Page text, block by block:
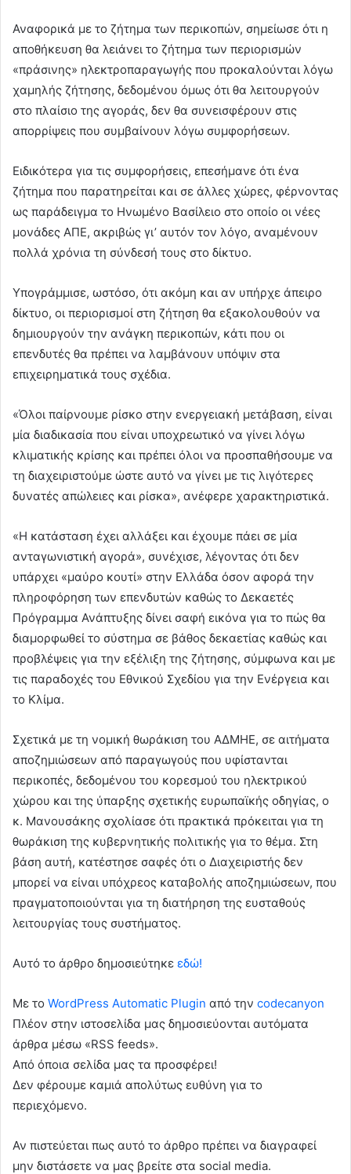
Αναφορικά με το ζήτημα των περικοπών, σημείωσε ότι η
αποθήκευση θα λειάνει το ζήτημα των περιορισμών
«πράσινης» ηλεκτροπαραγωγής που προκαλούνται λόγω
χαμηλής ζήτησης, δεδομένου όμως ότι θα λειτουργούν
στο πλαίσιο της αγοράς, δεν θα συνεισφέρουν στις
απορρίψεις που συμβαίνουν λόγω συμφορήσεων.
Ειδικότερα για τις συμφορήσεις, επεσήμανε ότι ένα
ζήτημα που παρατηρείται και σε άλλες χώρες, φέρνοντας
ως παράδειγμα το Ηνωμένο Βασίλειο στο οποίο οι νέες
μονάδες ΑΠΕ, ακριβώς γι’ αυτόν τον λόγο, αναμένουν
πολλά χρόνια τη σύνδεσή τους στο δίκτυο.
Υπογράμμισε, ωστόσο, ότι ακόμη και αν υπήρχε άπειρο
δίκτυο, οι περιορισμοί στη ζήτηση θα εξακολουθούν να
δημιουργούν την ανάγκη περικοπών, κάτι που οι
επενδυτές θα πρέπει να λαμβάνουν υπόψιν στα
επιχειρηματικά τους σχέδια.
«Όλοι παίρνουμε ρίσκο στην ενεργειακή μετάβαση, είναι
μία διαδικασία που είναι υποχρεωτικό να γίνει λόγω
κλιματικής κρίσης και πρέπει όλοι να προσπαθήσουμε να
τη διαχειριστούμε ώστε αυτό να γίνει με τις λιγότερες
δυνατές απώλειες και ρίσκα», ανέφερε χαρακτηριστικά.
«Η κατάσταση έχει αλλάξει και έχουμε πάει σε μία
ανταγωνιστική αγορά», συνέχισε, λέγοντας ότι δεν
υπάρχει «μαύρο κουτί» στην Ελλάδα όσον αφορά την
πληροφόρηση των επενδυτών καθώς το Δεκαετές
Πρόγραμμα Ανάπτυξης δίνει σαφή εικόνα για το πώς θα
διαμορφωθεί το σύστημα σε βάθος δεκαετίας καθώς και
προβλέψεις για την εξέλιξη της ζήτησης, σύμφωνα και με
τις παραδοχές του Εθνικού Σχεδίου για την Ενέργεια και
το Κλίμα.
Σχετικά με τη νομική θωράκιση του ΑΔΜΗΕ, σε αιτήματα
αποζημιώσεων από παραγωγούς που υφίστανται
περικοπές, δεδομένου του κορεσμού του ηλεκτρικού
χώρου και της ύπαρξης σχετικής ευρωπαϊκής οδηγίας, ο
κ. Μανουσάκης σχολίασε ότι πρακτικά πρόκειται για τη
θωράκιση της κυβερνητικής πολιτικής για το θέμα. Στη
βάση αυτή, κατέστησε σαφές ότι ο Διαχειριστής δεν
μπορεί να είναι υπόχρεος καταβολής αποζημιώσεων, που
πραγματοποιούνται για τη διατήρηση της ευσταθούς
λειτουργίας τους συστήματος.
Αυτό το άρθρο δημοσιεύτηκε εδώ!
Με το WordPress Automatic Plugin από την codecanyon
Πλέον στην ιστοσελίδα μας δημοσιεύονται αυτόματα
άρθρα μέσω «RSS feeds».
Από όποια σελίδα μας τα προσφέρει!
Δεν φέρουμε καμιά απολύτως ευθύνη για το
περιεχόμενο.
Αν πιστεύεται πως αυτό το άρθρο πρέπει να διαγραφεί
μην διστάσετε να μας βρείτε στα social media.